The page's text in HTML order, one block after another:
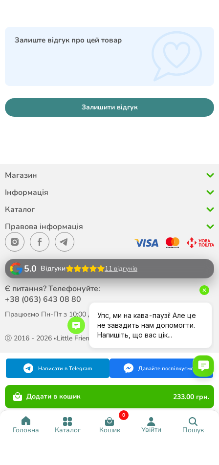
Головна Каталог Кошик
0
Увійти Пошук
Залиште відгук про цей товар
Залишити відгук
Додати в кошик 233.00 грн.
Магазин
Інформація
Каталог
Правова інформація
ⓒ 2016 - 2026 «Little Friend»
5.0 Відгуки 11 відгуків
Є питання? Телефонуйте:
+38 (063) 643 08 80
Працюємо Пн-Пт з 10:00 до 18:00
Написати в Telegram Давайте поспілкуємося